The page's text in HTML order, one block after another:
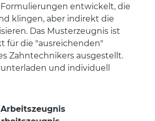
entwickelt, die
klingen, aber indirekt die
Das Musterzeugnis ist
für die "ausreichenden"
Zahntechnikers ausgestellt.
und individuell